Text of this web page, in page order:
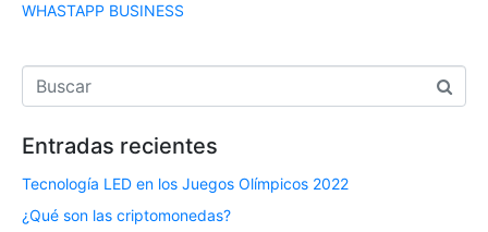
WHASTAPP BUSINESS
Entradas recientes
Tecnología LED en los Juegos Olímpicos 2022
¿Qué son las criptomonedas?